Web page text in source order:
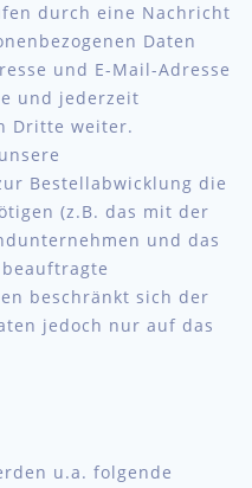
durch eine Nachricht
Daten
und E-Mail-Adresse
und jederzeit
Dritte weiter.
Bestellabwicklung die
(z.B. das mit der
und das
beschränkt sich der
jedoch nur auf das
u.a. folgende